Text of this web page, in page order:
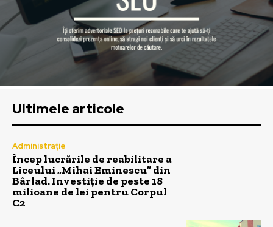
Ultimele articole
Administrație
Încep lucrările de reabilitare a
Liceului „Mihai Eminescu” din
Bârlad. Investiție de peste 18
milioane de lei pentru Corpul
C2